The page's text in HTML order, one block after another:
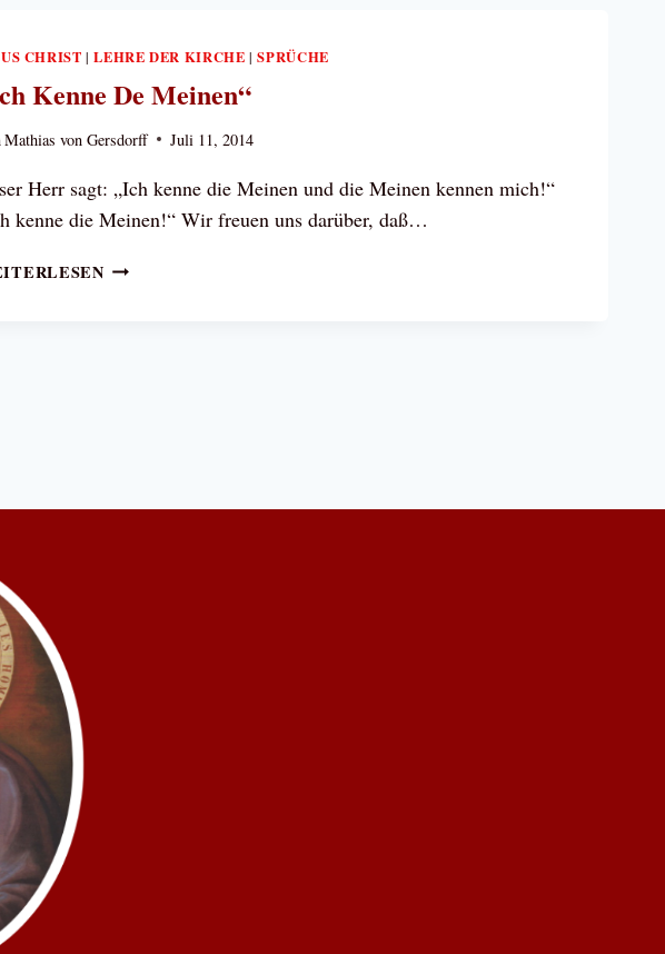
CHRIST |LEHRE DER KIRCHE |SPRÜCHE
Kenne De Meinen“
Mathias von Gersdorff Juli 11, 2014
Herr sagt: „Ich kenne die Meinen und die Meinen kennen mich!“
kenne die Meinen!“ Wir freuen uns darüber, daß…
„ICH